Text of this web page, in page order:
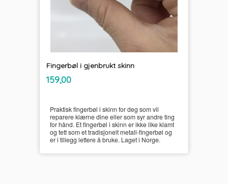
Fingerbøl i gjenbrukt skinn
Pris
159,00mva.
Praktisk fingerbøl i skinn for deg som vil
reparere klærne dine eller som syr andre ting
for hånd. Et fingerbøl i skinn er ikke like klamt
og tett som et tradisjonelt metall-fingerbøl og
er i tillegg lettere å bruke. Laget i Norge.